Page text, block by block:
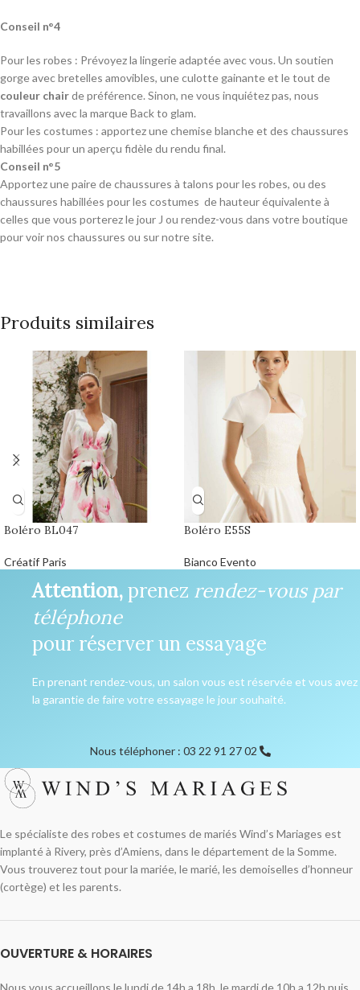
Conseil n°4
Pour les robes : Prévoyez la lingerie adaptée avec vous. Un soutien
gorge avec bretelles amovibles, une culotte gainante et le tout de
couleur chairde préférence. Sinon, ne vous inquiétez pas, nous
travaillons avec la marque Back to glam.
Pour les costumes : apportez une chemise blanche et des chaussures
habillées pour un aperçu fidèle du rendu final.
Conseil n°5
Apportez une paire de chaussures à talons pour les robes, ou des
chaussures habillées pour les costumes de hauteur équivalente à
celles que vous porterez le jour J ou rendez-vous dans votre boutique
pour voir nos chaussures ou sur notre site.
Produits similaires
Boléro BL047
Créatif Paris
Boléro E55S
Bianco Evento
Attention,prenez rendez-vous par
téléphone
pour réserver un essayage
En prenant rendez-vous, un salon vous est réservée et vous avez
la garantie de faire votre essayage le jour souhaité.
Nous téléphoner : 03 22 91 27 02
Le spécialiste des robes et costumes de mariés Wind’s Mariages est
implanté à Rivery, près d’Amiens, dans le département de la Somme.
Vous trouverez tout pour la mariée, le marié, les demoiselles d’honneur
(cortège) et les parents.
OUVERTURE & HORAIRES